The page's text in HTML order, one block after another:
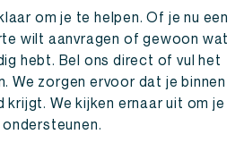
om je te helpen. Of je nu een
wilt aanvragen of gewoon wat
hebt. Bel ons direct of vul het
We zorgen ervoor dat je binnen
We kijken ernaar uit om je